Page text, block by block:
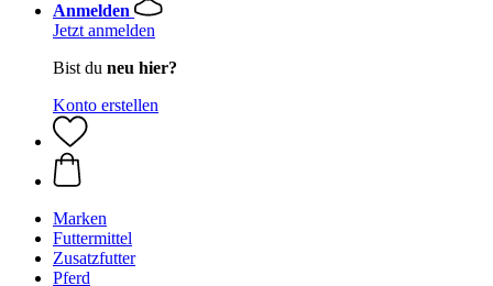
Anmelden
Jetzt anmelden
Bist du neu hier?
Konto erstellen
Marken
Futtermittel
Zusatzfutter
Pferd